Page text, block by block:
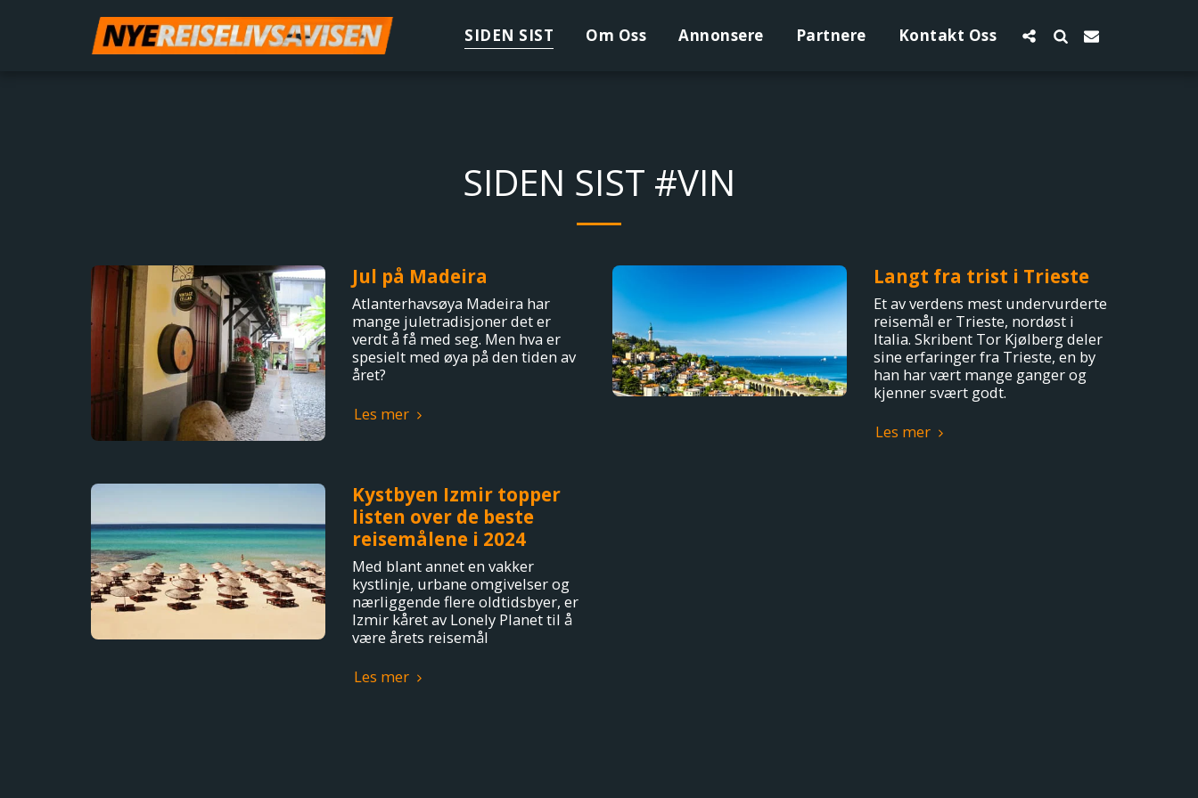
SIDEN SIST Om Oss Annonsere Partnere Kontakt Oss
SIDEN SIST #VIN
Jul på Madeira
Atlanterhavsøya Madeira har
mange juletradisjoner det er
verdt å få med seg. Men hva er
spesielt med øya på den tiden av
året?
Les mer
Langt fra trist i Trieste
Et av verdens mest undervurderte
reisemål er Trieste, nordøst i
Italia. Skribent Tor Kjølberg deler
sine erfaringer fra Trieste, en by
han har vært mange ganger og
kjenner svært godt.
Les mer
Kystbyen Izmir topper
listen over de beste
reisemålene i 2024
Med blant annet en vakker
kystlinje, urbane omgivelser og
nærliggende flere oldtidsbyer, er
Izmir kåret av Lonely Planet til å
være årets reisemål
Les mer